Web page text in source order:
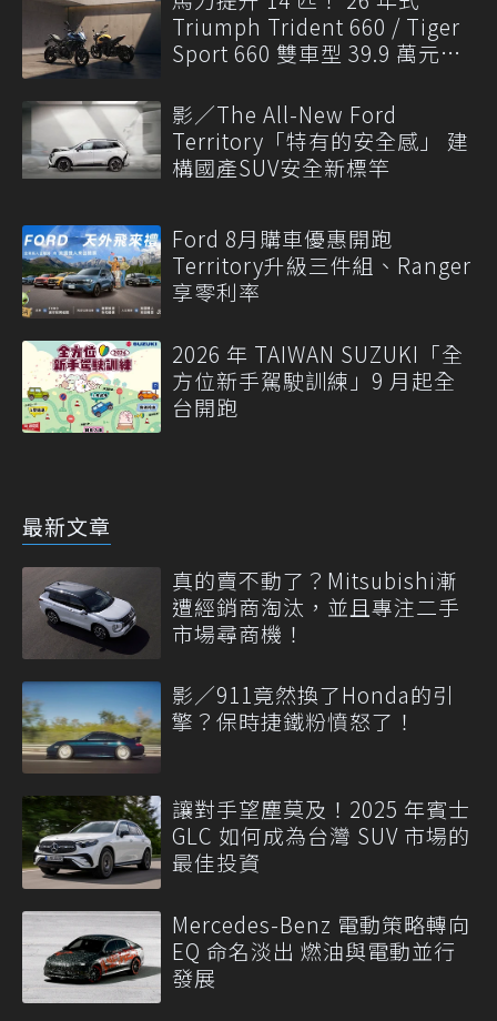
Triumph Trident 660 / Tiger
Sport 660 雙車型 39.9 萬元起
影／The All-New Ford
Territory「特有的安全感」 建
構國產SUV安全新標竿
Ford 8月購車優惠開跑
Territory升級三件組、Ranger
享零利率
2026 年 TAIWAN SUZUKI「全
方位新手駕駛訓練」9 月起全
台開跑
最新文章
真的賣不動了？Mitsubishi漸
遭經銷商淘汰，並且專注二手
市場尋商機！
影／911竟然換了Honda的引
擎？保時捷鐵粉憤怒了！
讓對手望塵莫及！2025 年賓士
GLC 如何成為台灣 SUV 市場的
最佳投資
Mercedes-Benz 電動策略轉向
EQ 命名淡出 燃油與電動並行
發展